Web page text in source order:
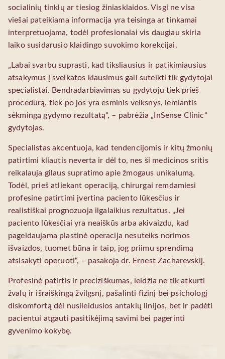
socialinių tinklų ar tiesiog žiniasklaidos. Visgi ne visa
viešai pateikiama informacija yra teisinga ar tinkamai
interpretuojama, todėl profesionalai vis daugiau skiria
laiko susidarusio klaidingo suvokimo korekcijai.
„Labai svarbu suprasti, kad tiksliausius ir patikimiausius
atsakymus į sveikatos klausimus gali suteikti tik gydytojai
specialistai. Bendradarbiavimas su gydytoju tiek prieš
procedūrą, tiek po jos yra esminis veiksnys, lemiantis
sėkmingą gydymo rezultatą“, – pabrėžia „InSense Clinic“
gydytojas.
Specialistas akcentuoja, kad tendencijomis ir kitų žmonių
patirtimi kliautis neverta ir dėl to, nes ši medicinos sritis
reikalauja gilaus supratimo apie žmogaus unikalumą.
Todėl, prieš atliekant operaciją, chirurgai remdamiesi
profesine patirtimi įvertina paciento lūkesčius ir
realistiškai prognozuoja ilgalaikius rezultatus. „Jei
paciento lūkesčiai yra neaiškūs arba akivaizdu, kad
pageidaujama plastinė operacija nesuteiks norimos
išvaizdos, tuomet būna ir taip, jog priimu sprendimą
atsisakyti operuoti“, – pasakoja dr. Ernest Zacharevskij.
Profesinė patirtis ir preciziškumas, leidžia ne tik atkurti
žvalų ir išraiškingą žvilgsnį, pašalinti fizinį bei psichologį
diskomfortą dėl nusileidusios antakių linijos, bet ir padėti
pacientui atgauti pasitikėjimą savimi bei pagerinti
gyvenimo kokybę.